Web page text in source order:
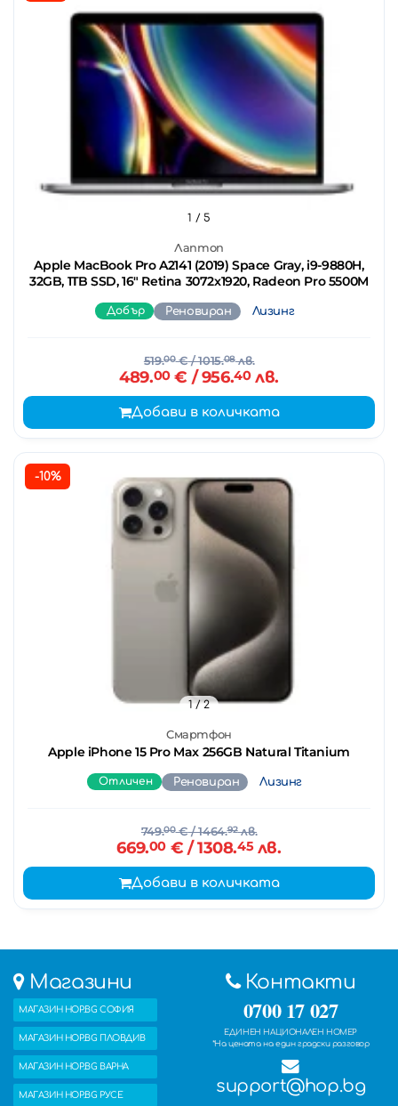
Лаптоп
Apple MacBook Pro A2141 (2019) Space Gray, i9-9880H,
32GB, 1TB SSD, 16" Retina 3072x1920, Radeon Pro 5500M
1 / 5
Добър Реновиран Лизинг
519.00€/ 1015.08лв.
489.00€ / 956.40лв.
Добави в количката
-10%
Смартфон
Apple iPhone 15 Pro Max 256GB Natural Titanium
1/ 2
Отличен Реновиран Лизинг
749.00€/ 1464.92лв.
669.00€ / 1308.45лв.
Добави в количката
Магазини
МАГАЗИН HOP.BG СОФИЯ
МАГАЗИН HOP.BG ПЛОВДИВ
МАГАЗИН HOP.BG ВАРНА
МАГАЗИН HOP.BG РУСЕ
Контакти
0700 17 027
ЕДИНЕН НАЦИОНАЛЕН НОМЕР
*На цената на един градски разговор
support@hop.bg